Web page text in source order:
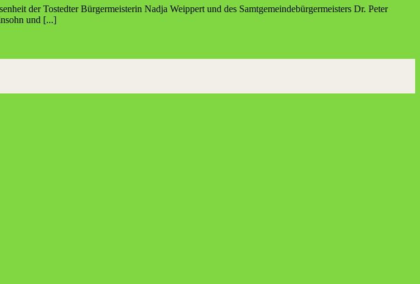
der Tostedter Bürgermeisterin Nadja Weippert und des Samtgemeindebürgermeisters Dr. Peter
und [...]